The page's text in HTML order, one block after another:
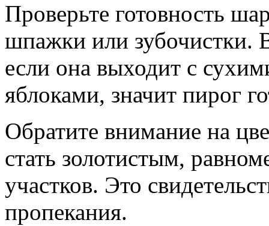
Проверьте готовность
шпажки или зубочистки.
если она выходит с
яблоками, значит пирог
Обратите внимание на
стать золотистым,
участков. Это
пропекания.